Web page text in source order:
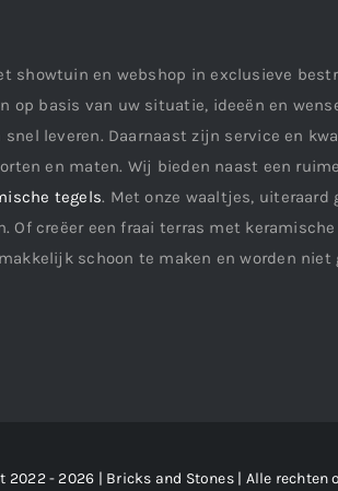
showtuin en webshop in exclusieve
op basis van uw situatie, ideeën en
leveren. Daarnaast zijn service en
en maten. Wij bieden naast een
tegels. Met onze waaltjes, uiteraard
Of creëer een fraai terras met
schoon te maken en worden
2022 - 2026 | Bricks and Stones | Alle